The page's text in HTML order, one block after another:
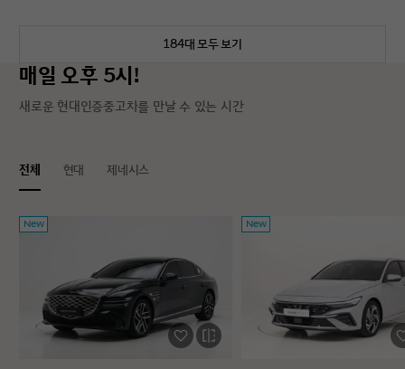
184대 모두 보기
매일 오후 5시!
새로운 현대인증중고차를 만날 수 있는 시간
전체 현대 제네시스
New New